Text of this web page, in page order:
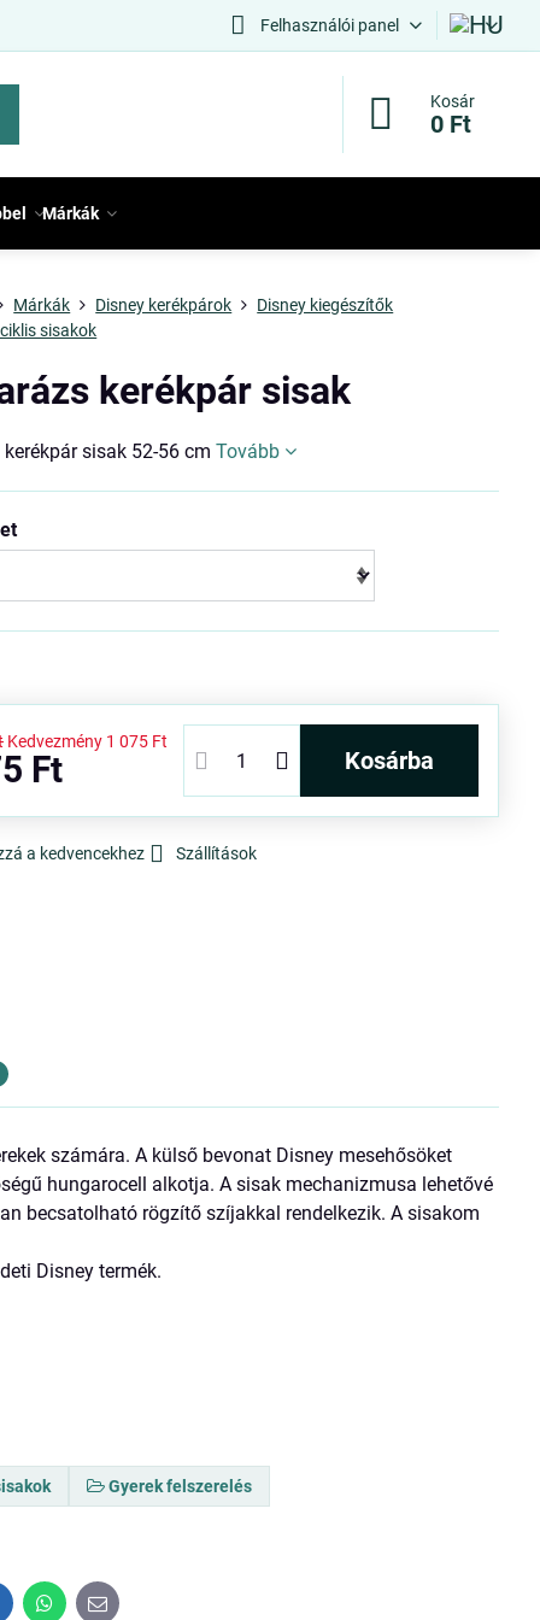
Felhasználói panel
Kosár
0 Ft
Márkák
Márkák Disney kerékpárok
Disney kiegészítők
sisakok
kerékpár sisak
sisak 52-56 cmTovább
Kedvezmény 1 075 Ft
Ft kosárba
a kedvencekhez Szállítások
számára. A külső bevonat Disney mesehősöket
hungarocell alkotja. A sisak mechanizmusa lehetővé
becsatolható rögzítő szíjakkal rendelkezik. A sisakom
Disney termék.
Gyerek felszerelés
WhatsApp
E-